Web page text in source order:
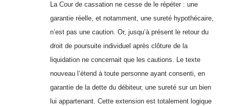
La Cour de cassation ne cesse de le répéter : une
garantie réelle, et notamment, une sureté hypothécaire,
n’est pas une caution. Or, jusqu’à présent le retour du
droit de poursuite individuel après clôture de la
liquidation ne concernait que les cautions. Le texte
nouveau l’étend à toute personne ayant consenti, en
garantie de la dette du débiteur, une sureté sur un bien
lui appartenant. Cette extension est totalement logique